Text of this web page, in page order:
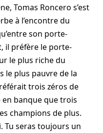
Tomas Roncero s’est
à l’encontre du
son porte-
il préfère le porte-
le plus riche du
le plus pauvre de la
trois zéros de
banque que trois
champions de plus.
Tu seras toujours un